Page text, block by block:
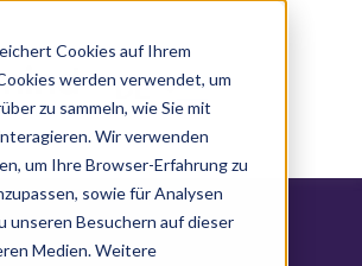
Cookies auf Ihrem
werden verwendet, um
zu sammeln, wie Sie mit
Wir verwenden
um Ihre Browser-Erfahrung zu
sowie für Analysen
unseren Besuchern auf dieser
Medien. Weitere
DE